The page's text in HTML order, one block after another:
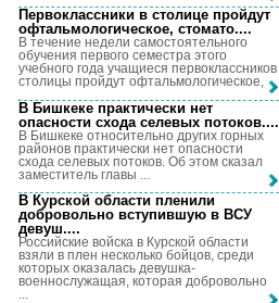
Первоклассники в столице пройдут
офтальмологическое, стомато....
В течение недели самостоятельного
обучения первого семестра этого
учебного года учащиеся первоклассников
столицы пройдут офтальмологическое, ...
В Бишкеке практически нет
опасности схода селевых потоков....
В Бишкеке относительно других горных
районов практически нет опасности
схода селевых потоков. Об этом сказал
заместитель главы ...
В Курской области пленили
добровольно вступившую в ВСУ
девуш....
Российские войска в Курской области
взяли в плен несколько бойцов, среди
которых оказалась девушка-
военнослужащая, которая добровольно
...